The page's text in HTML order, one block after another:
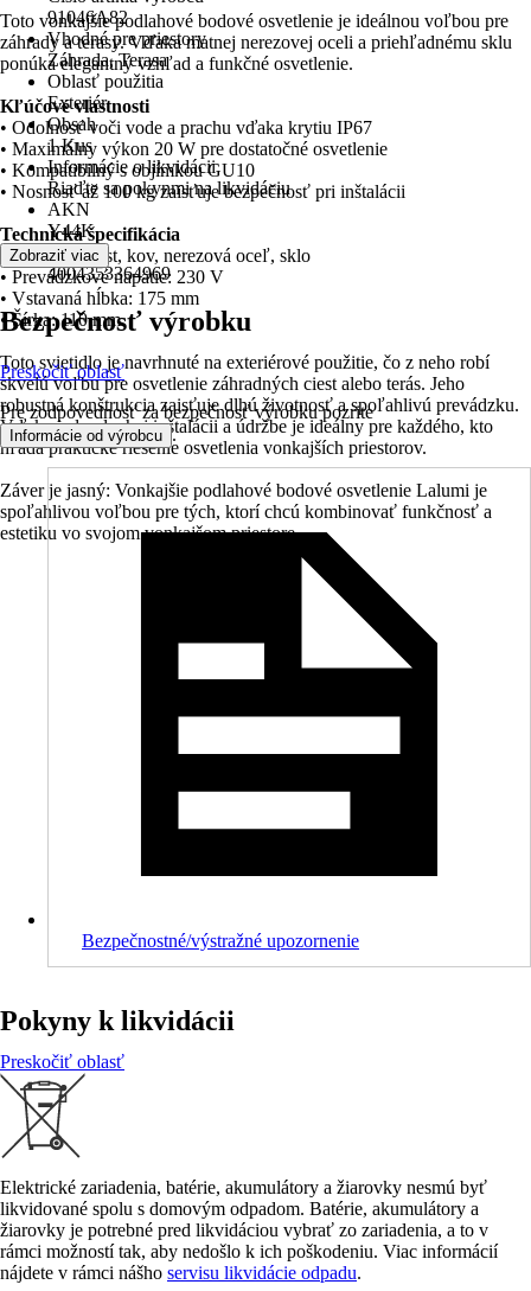
91046A82
Vhodné pre priestory
Záhrada, Terasa
Oblasť použitia
Exteriér
Obsah
1 Kus
Informácie o likvidácii
Riaďte sa pokynmi na likvidáciu
AKN
Y44K
EAN
4004353364969
Toto vonkajšie podlahové bodové osvetlenie je ideálnou voľbou pre
záhrady a terasy. Vďaka matnej nerezovej oceli a priehľadnému sklu
ponúka elegantný vzhľad a funkčné osvetlenie.
Kľúčové vlastnosti
• Odolnosť voči vode a prachu vďaka krytiu IP67
• Maximálny výkon 20 W pre dostatočné osvetlenie
• Kompatibilný s objímkou ​​GU10
• Nosnosť až 100 kg zaisťuje bezpečnosť pri inštalácii
Technická špecifikácia
• Materiál: plast, kov, nerezová oceľ, sklo
• Prevádzkové napätie: 230 V
• Vstavaná hĺbka: 175 mm
• Šírka: 110 mm
Toto svietidlo je navrhnuté na exteriérové ​​použitie, čo z neho robí
skvelú voľbu pre osvetlenie záhradných ciest alebo terás. Jeho
robustná konštrukcia zaisťuje dlhú životnosť a spoľahlivú prevádzku.
Vďaka jednoduchej inštalácii a údržbe je ideálny pre každého, kto
hľadá praktické riešenie osvetlenia vonkajších priestorov.
Záver je jasný: Vonkajšie podlahové bodové osvetlenie Lalumi je
spoľahlivou voľbou pre tých, ktorí chcú kombinovať funkčnosť a
estetiku vo svojom vonkajšom priestore.
Zobraziť viac
Bezpečnosť výrobku
Preskočiť oblasť
Pre zodpovednosť za bezpečnosť výrobku pozrite
Informácie od výrobcu .
Bezpečnostné/výstražné upozornenie
Pokyny k likvidácii
Preskočiť oblasť
Elektrické zariadenia, batérie, akumulátory a žiarovky nesmú byť
likvidované spolu s domovým odpadom. Batérie, akumulátory a
žiarovky je potrebné pred likvidáciou vybrať zo zariadenia, a to v
rámci možností tak, aby nedošlo k ich poškodeniu. Viac informácií
nájdete v rámci nášho servisu likvidácie odpadu.